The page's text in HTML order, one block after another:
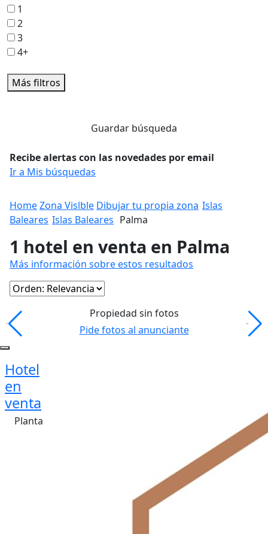
1
2
3
4+
Más filtros
Guardar búsqueda
Recibe alertas con las novedades por email
Ir a Mis búsquedas
HomeZona Vislble Dibujar tu propia zona Islas
Baleares Islas Baleares Palma
1 hotel en venta en Palma
Más información sobre estos resultados
Propiedad sin fotos
Pide fotos al anunciante
Hotel
en
venta
Planta